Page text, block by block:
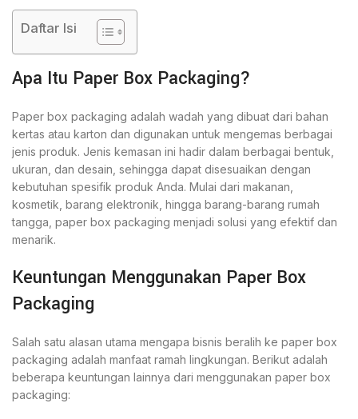
Daftar Isi
Apa Itu Paper Box Packaging?
Paper box packaging adalah wadah yang dibuat dari bahan
kertas atau karton dan digunakan untuk mengemas berbagai
jenis produk. Jenis kemasan ini hadir dalam berbagai bentuk,
ukuran, dan desain, sehingga dapat disesuaikan dengan
kebutuhan spesifik produk Anda. Mulai dari makanan,
kosmetik, barang elektronik, hingga barang-barang rumah
tangga, paper box packaging menjadi solusi yang efektif dan
menarik.
Keuntungan Menggunakan Paper Box
Packaging
Salah satu alasan utama mengapa bisnis beralih ke paper box
packaging adalah manfaat ramah lingkungan. Berikut adalah
beberapa keuntungan lainnya dari menggunakan paper box
packaging: